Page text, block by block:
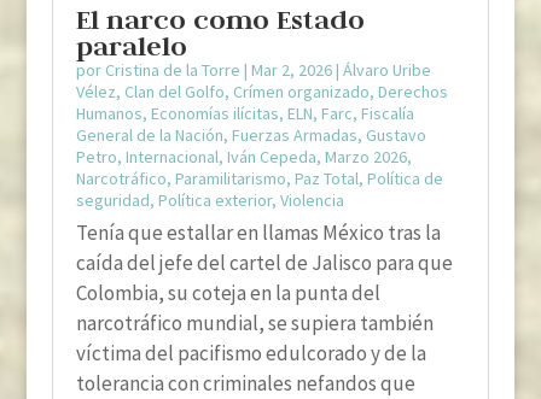
El narco como Estado
paralelo
por Cristina de la Torre | Mar 2, 2026| Álvaro Uribe
Vélez, Clan del Golfo, Crímen organizado, Derechos
Humanos, Economías ilícitas, ELN, Farc, Fiscalía
General de la Nación, Fuerzas Armadas, Gustavo
Petro, Internacional, Iván Cepeda, Marzo 2026,
Narcotráfico, Paramilitarismo, Paz Total, Política de
seguridad, Política exterior, Violencia
Tenía que estallar en llamas México tras la
caída del jefe del cartel de Jalisco para que
Colombia, su coteja en la punta del
narcotráfico mundial, se supiera también
víctima del pacifismo edulcorado y de la
tolerancia con criminales nefandos que